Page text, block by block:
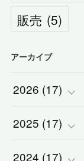
販売 (5)
アーカイブ
2026 (17)
(2)
2025 (17)
2024 (17)